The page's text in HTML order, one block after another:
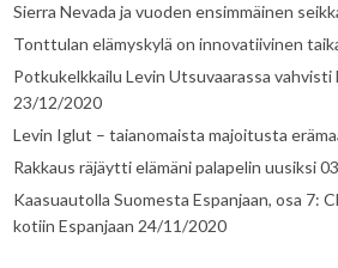
Sierra Nevada ja vuoden ensimmäinen
Tonttulan elämyskylä on innovatiivinen
Potkukelkkailu Levin Utsuvaarassa
23/12/2020
Levin Iglut – taianomaista majoitusta
Rakkaus räjäytti elämäni palapelin uusiksi
Kaasuautolla Suomesta Espanjaan, osa 7:
kotiin Espanjaan 24/11/2020